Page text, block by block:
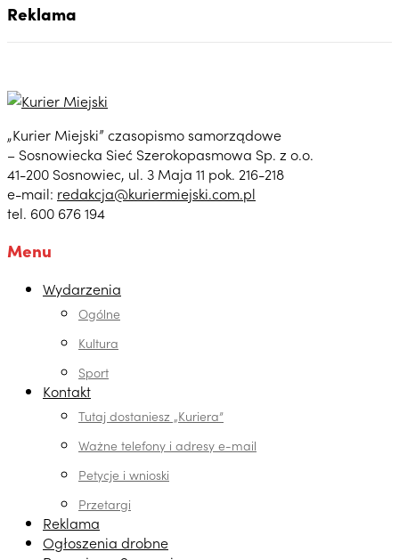
Reklama
„Kurier Miejski” czasopismo samorządowe
– Sosnowiecka Sieć Szerokopasmowa Sp. z o.o.
41-200 Sosnowiec, ul. 3 Maja 11 pok. 216-218
e-mail: redakcja@kuriermiejski.com.pl
tel. 600 676 194
Menu
Wydarzenia
Ogólne
Kultura
Sport
Kontakt
Tutaj dostaniesz „Kuriera”
Ważne telefony i adresy e-mail
Petycje i wnioski
Przetargi
Reklama
Ogłoszenia drobne